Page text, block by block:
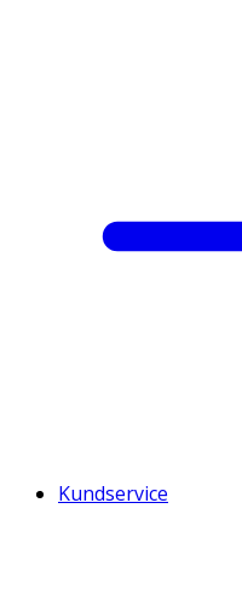
Kundservice